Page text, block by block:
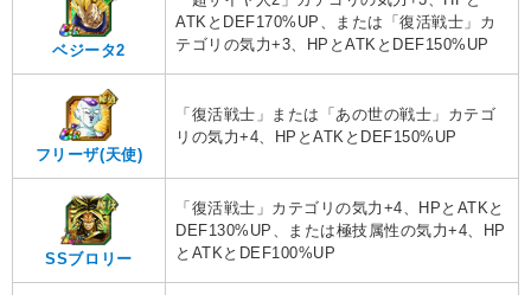
ベジータ2
ATKとDEF170%UP、または「復活戦士」カ
テゴリの気力+3、HPとATKとDEF150%UP
フリーザ(天使)
「復活戦士」または「あの世の戦士」カテゴ
リの気力+4、HPとATKとDEF150%UP
SSブロリー
「復活戦士」カテゴリの気力+4、HPとATKと
DEF130%UP、または極技属性の気力+4、HP
とATKとDEF100%UP